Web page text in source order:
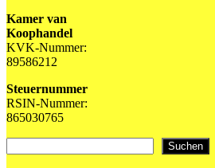
Kamer van
Koophandel
KVK-Nummer:
89586212
Steuernummer
RSIN-Nummer:
865030765
Suchen